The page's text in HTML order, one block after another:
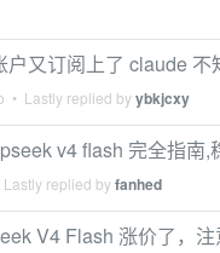
又订阅上了 claude 不
• Lastly replied byybkjcxy
v4 flash 完全指南,
Lastly replied byfanhed
V4 Flash 涨价了，注